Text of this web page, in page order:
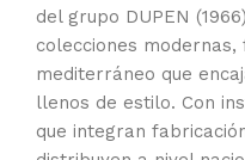
del grupo DUPEN
colecciones
mediterráneo que
llenos de estilo. Con
que integran